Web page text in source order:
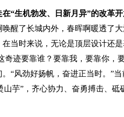
“生机勃发、日新月异”的改革开
醒了长城内外，春晖啊暖透
当时来说，无论是顶层设计还
奇迹要靠谁？要靠我，要靠你
“风劲好扬帆，奋进正当时。”
山芋”，齐心协力、奋勇搏击